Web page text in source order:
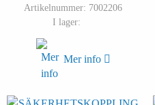
Artikelnummer: 7002206
I lager:
Mer info